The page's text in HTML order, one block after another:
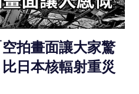
拍畫面讓大家驚
日本核輻射重災